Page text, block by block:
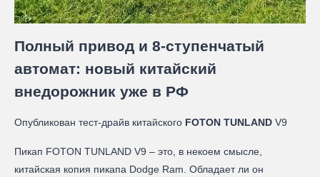
Полный привод и 8-ступенчатый
автомат: новый китайский
внедорожник уже в РФ
Опубликован тест-драйв китайского FOTON TUNLAND V9
Пикап FOTON TUNLAND V9 – это, в некоем смысле,
китайская копия пикапа Dodge Ram. Обладает ли он